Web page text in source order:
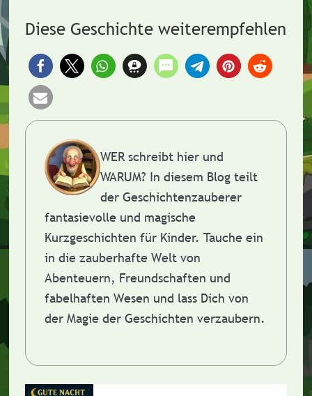
Diese Geschichte weiterempfehlen
WER schreibt hier und
WARUM? In diesem Blog teilt
der Geschichtenzauberer
fantasievolle und magische
Kurzgeschichten für Kinder. Tauche ein
in die zauberhafte Welt von
Abenteuern, Freundschaften und
fabelhaften Wesen und lass Dich von
der Magie der Geschichten verzaubern.